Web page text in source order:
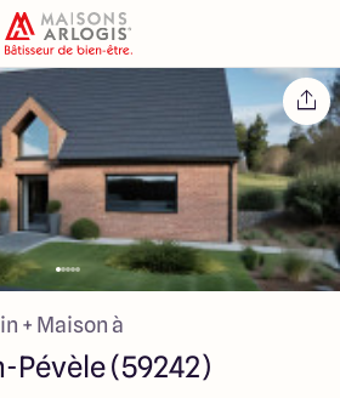
+ Maison à
Pévèle (59242)